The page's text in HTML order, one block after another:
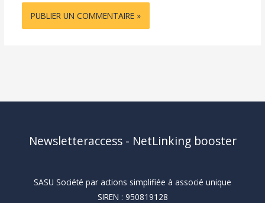
Newsletteraccess - NetLinking booster
SASU Société par actions simplifiée à associé unique
SIREN : 950819128